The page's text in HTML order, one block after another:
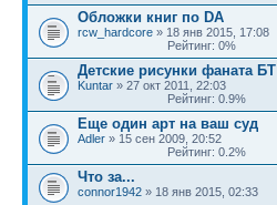
Обложки книг по DA
rcw_hardcore » 18 янв 2015, 17:08
Рейтинг: 0%
Детские рисунки фаната БТ
Kuntar » 27 окт 2011, 22:03
Рейтинг: 0.9%
Еще один арт на ваш суд
Adler » 15 сен 2009, 20:52
Рейтинг: 0.2%
Что за...
connor1942 » 18 янв 2015, 02:33